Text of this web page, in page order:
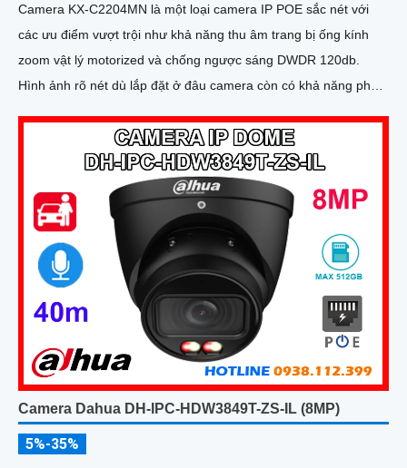
Camera KX-C2204MN là một loại camera IP POE sắc nét với
các ưu điểm vượt trội như khả năng thu âm trang bị ống kính
zoom vật lý motorized và chống ngược sáng DWDR 120db.
Hình ảnh rõ nét dù lắp đặt ở đâu camera còn có khả năng phát
Camera Dahua DH-IPC-HDW3849T-ZS-IL (8MP)
5%-35%